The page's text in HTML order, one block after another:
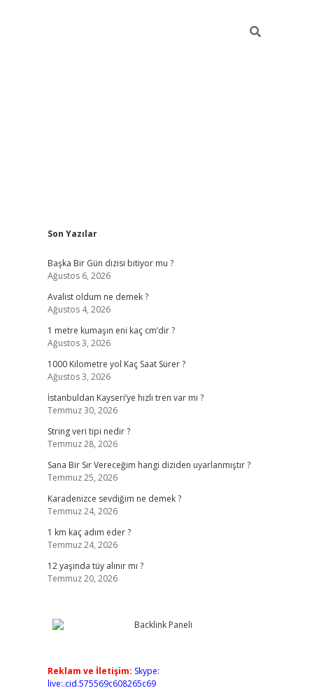
Sidebar
Son Yazılar
Başka Bir Gün dizisi bitiyor mu ?
Ağustos 6, 2026
Avalist oldum ne demek ?
Ağustos 4, 2026
1 metre kumaşın eni kaç cm’dir ?
Ağustos 3, 2026
1000 Kilometre yol Kaç Saat Sürer ?
Ağustos 3, 2026
İstanbuldan Kayseri’ye hızlı tren var mı ?
Temmuz 30, 2026
String veri tipi nedir ?
Temmuz 28, 2026
Sana Bir Sır Vereceğim hangi diziden uyarlanmıştır ?
Temmuz 25, 2026
Karadenizce sevdiğim ne demek ?
Temmuz 24, 2026
1 km kaç adım eder ?
Temmuz 24, 2026
12 yaşında tüy alınır mı ?
Temmuz 20, 2026
Reklam ve İletişim: Skype:
live:.cid.575569c608265c69